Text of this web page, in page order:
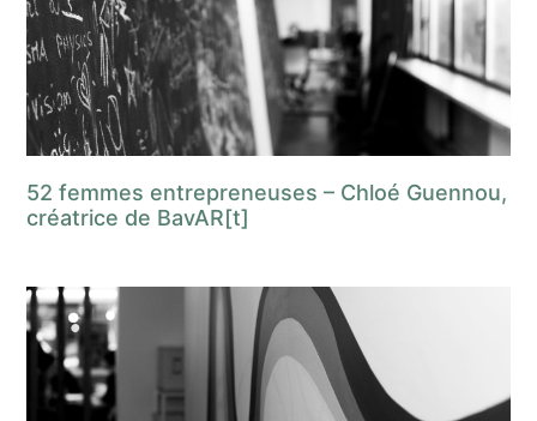
52 femmes entrepreneuses – Chloé Guennou,
créatrice de BavAR[t]